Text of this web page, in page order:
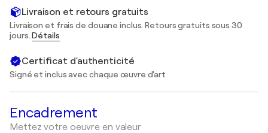
Livraison et retours gratuits
Livraison et frais de douane inclus. Retours gratuits sous 30
jours.Détails
Certificat d'authenticité
Signé et inclus avec chaque œuvre d'art
Encadrement
Mettez votre oeuvre en valeur